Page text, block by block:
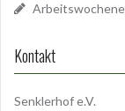
Kontakt
Senklerhof e.V.